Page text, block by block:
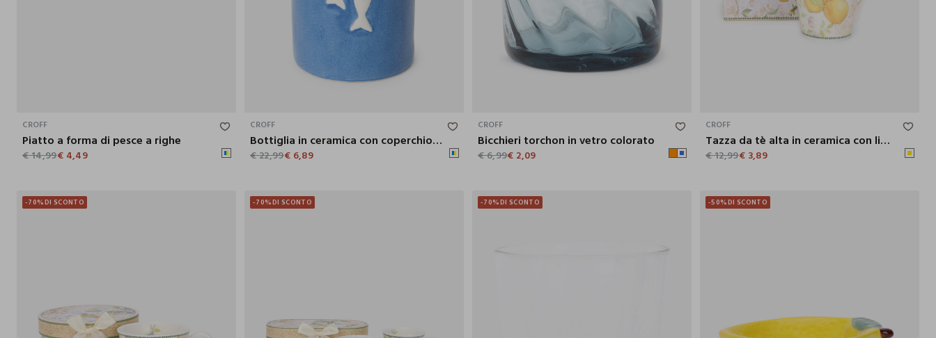
CROFF
Piatto a forma di pesce a righe
€ 14,99€ 4,49
CROFF
Bottiglia in ceramica con coperchio e decorazione pesciolini
€ 22,99€ 6,89
CROFF
Bicchieri torchon in vetro colorato
€ 6,99€ 2,09
CROFF
Tazza da tè alta in ceramica con limoni
€ 12,99€ 3,89
-70%DI SCONTO -70%DI SCONTO -70%DI SCONTO -50%DI SCONTO